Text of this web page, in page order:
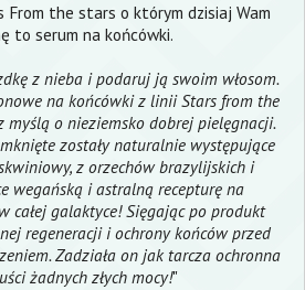
the stars o którym dzisiaj Wam
to serum na końcówki.
z nieba i podaruj ją swoim włosom.
na końcówki z linii Stars from the
myślą o nieziemsko dobrej pielęgnacji.
zostały naturalnie występujące
z orzechów brazylijskich i
wegańską i astralną recepturę na
całej galaktyce! Sięgając po produkt
regeneracji i ochrony końców przed
Zadziała on jak tarcza ochronna
żadnych złych mocy!"